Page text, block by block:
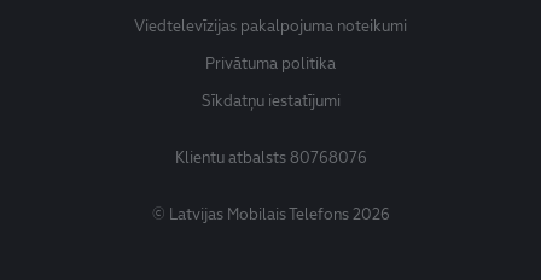
Viedtelevīzijas pakalpojuma noteikumi
Privātuma politika
Sīkdatņu iestatījumi
Klientu atbalsts80768076
© Latvijas Mobilais Telefons 2026